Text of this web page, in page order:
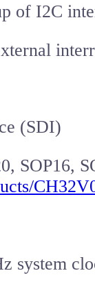
of I2C
(SDI)
SOP16,
system